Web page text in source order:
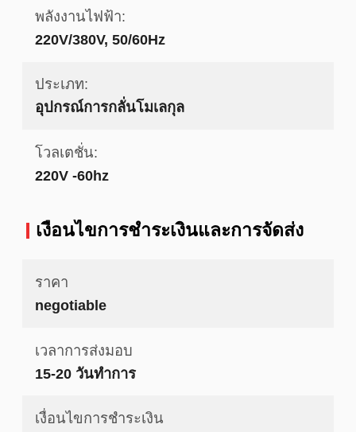
พลังงานไฟฟ้า:
220V/380V, 50/60Hz
ประเภท:
อุปกรณ์การกลั่นโมเลกุล
โวลเตชั่น:
220V -60hz
เงื่อนไขการชําระเงินและการจัดส่ง
ราคา
negotiable
เวลาการส่งมอบ
15-20 วันทำการ
เงื่อนไขการชำระเงิน